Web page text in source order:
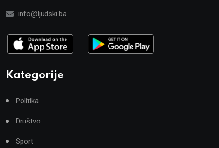
info@ljudski.ba
Kategorije
Politika
Društvo
Sport